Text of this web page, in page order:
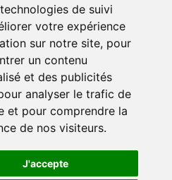
de suivi
votre expérience
sur notre site, pour
un contenu
et des publicités
analyser le trafic de
et pour comprendre la
de nos visiteurs.
J'accepte
sur Twitter
nos équipes
contacter